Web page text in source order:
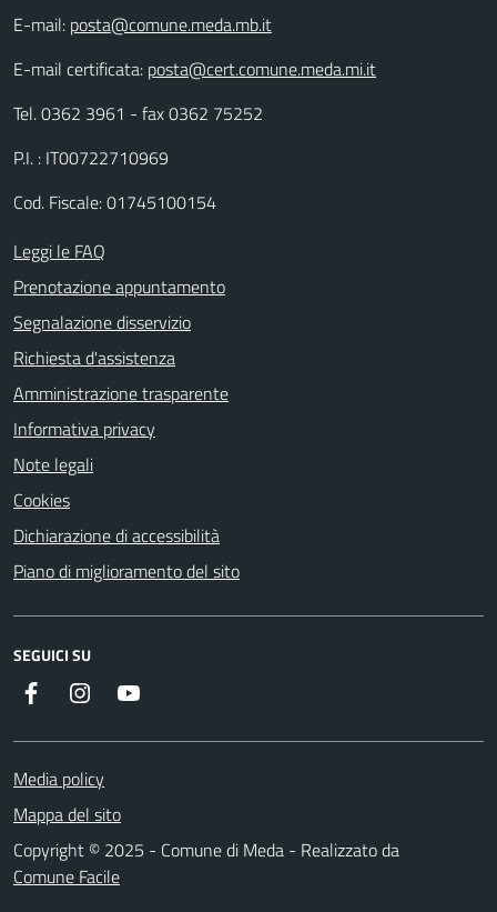
E-mail: posta@comune.meda.mb.it
E-mail certificata: posta@cert.comune.meda.mi.it
Tel. 0362 3961 - fax 0362 75252
P.I. : IT00722710969
Cod. Fiscale: 01745100154
Leggi le FAQ
Prenotazione appuntamento
Segnalazione disservizio
Richiesta d'assistenza
Amministrazione trasparente
Informativa privacy
Note legali
Cookies
Dichiarazione di accessibilità
Piano di miglioramento del sito
SEGUICI SU
InstagramYouTube
Media policy
Mappa del sito
Copyright © 2025 - Comune di Meda - Realizzato da
Comune Facile